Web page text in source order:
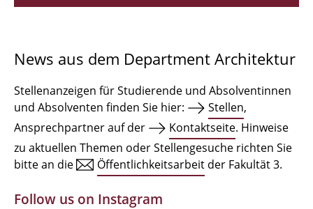
Qualifikationsprofil
Institute
Einrichtungen
Zeichensäle
MBW | Modellbauwerkstatt
News aus dem Department Architektur
Stellenanzeigen für Studierende und Absolventinnen
und Absolventen finden Sie hier:
Stellen,
Ansprechpartner auf der
Kontaktseite. Hinweise
zu aktuellen Themen oder Stellengesuche richten Sie
bitte an die
Öffentlichkeitsarbeit der Fakultät 3.
Follow us on Instagram